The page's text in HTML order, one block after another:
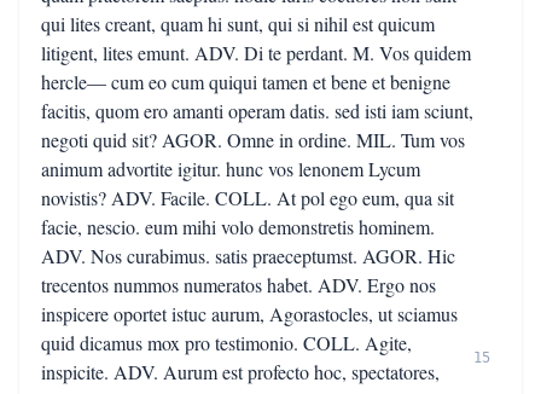
qui lites creant, quam hi sunt, qui si nihil est quicum
litigent, lites emunt. ADV. Di te perdant. M. Vos quidem
hercle— cum eo cum quiqui tamen et bene et benigne
facitis, quom ero amanti operam datis. sed isti iam sciunt,
negoti quid sit? AGOR. Omne in ordine. MIL. Tum vos
animum advortite igitur. hunc vos lenonem Lycum
novistis? ADV. Facile. COLL. At pol ego eum, qua sit
facie, nescio. eum mihi volo demonstretis hominem.
ADV. Nos curabimus. satis praeceptumst. AGOR. Hic
trecentos nummos numeratos habet. ADV. Ergo nos
inspicere oportet istuc aurum, Agorastocles, ut sciamus
quid dicamus mox pro testimonio. COLL. Agite,
inspicite. ADV. Aurum est profecto hoc, spectatores,
15